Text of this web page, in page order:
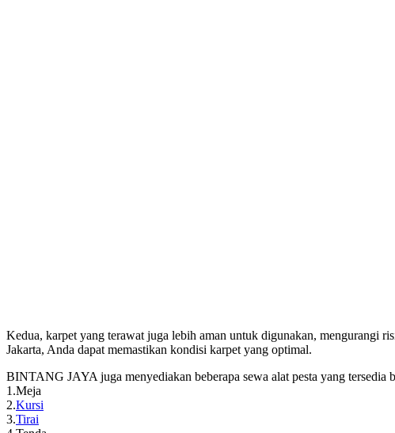
Kedua, karpet yang terawat juga lebih aman untuk digunakan, mengurangi
Jakarta, Anda dapat memastikan kondisi karpet yang optimal.
BINTANG JAYA juga menyediakan beberapa sewa alat pesta yang
1.Meja
2.Kursi
3.Tirai